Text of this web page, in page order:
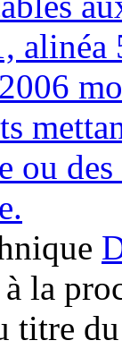
ou
la
titre